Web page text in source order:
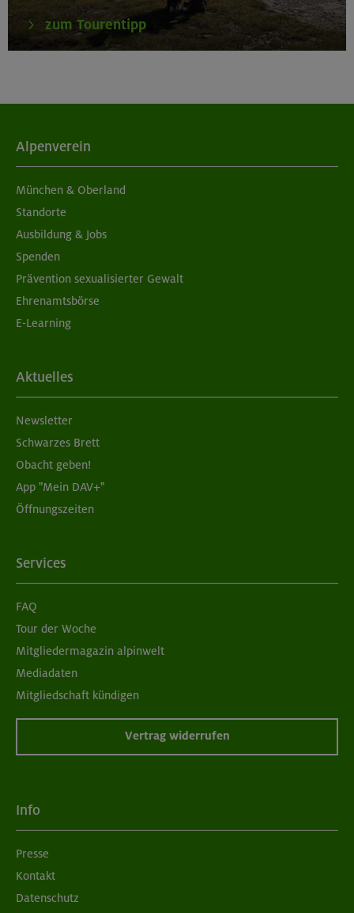
zum Tourentipp
Alpenverein
München & Oberland
Standorte
Ausbildung & Jobs
Spenden
Prävention sexualisierter Gewalt
Ehrenamtsbörse
E-Learning
Aktuelles
Newsletter
Schwarzes Brett
Obacht geben!
App "Mein DAV+"
Öffnungszeiten
Services
FAQ
Tour der Woche
Mitgliedermagazin alpinwelt
Mediadaten
Mitgliedschaft kündigen
Vertrag widerrufen
Info
Presse
Kontakt
Datenschutz